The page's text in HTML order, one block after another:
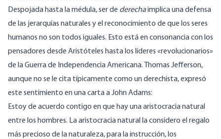
Despojada hasta la médula, ser de derechaimplica una defensa
de las jerarquías naturales y el reconocimiento de que los seres
humanos no son todos iguales. Esto está en consonancia con los
pensadores desde Aristóteles hasta los líderes «revolucionarios»
de la Guerra de Independencia Americana. Thomas Jefferson,
aunque no se le cita típicamente como un derechista, expresó
este sentimiento en una carta a John Adams:
Estoy de acuerdo contigo en que hay una aristocracia natural
entre los hombres. La aristocracia natural la considero el regalo
más precioso de la naturaleza, para la instrucción, los